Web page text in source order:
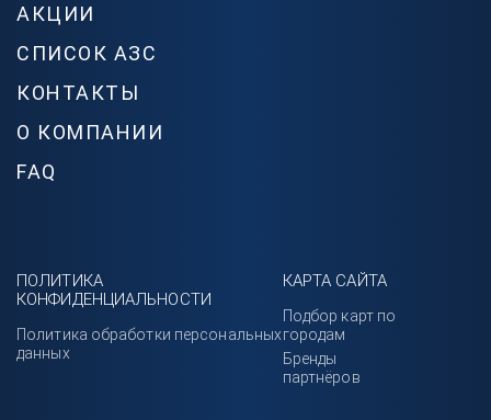
АКЦИИ
СПИСОК АЗС
КОНТАКТЫ
О КОМПАНИИ
FAQ
ПОЛИТИКА
КОНФИДЕНЦИАЛЬНОСТИ
Политика обработки персональных
данных
КАРТА САЙТА
Подбор карт по
городам
Бренды
партнёров